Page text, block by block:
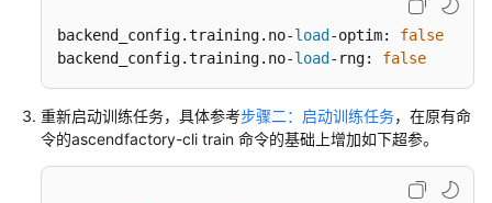
型
推
理
LLM
大
backend_config.training.no-load -optim: false
backend_config.training.no-load -rng: false
重新启动训练任务，具体参考步骤二：启动训练任务，在原有命
令的ascendfactory-cli train 命令的基础上增加如下超参。